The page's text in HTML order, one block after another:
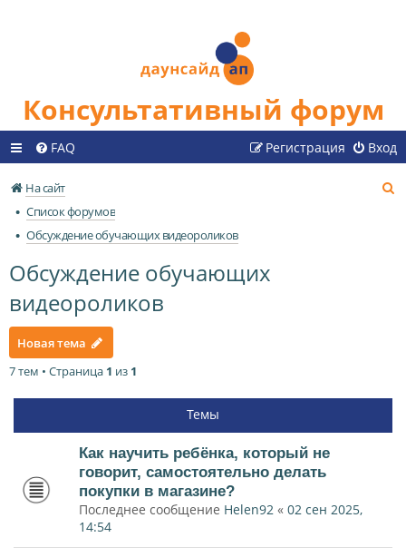
Консультативный форум
FAQ Вход
Регистрация
На сайт
Список форумов
Обсуждение обучающих видеороликов
Обсуждение обучающих
видеороликов
Новая тема
7 тем • Страница 1 из 1
Темы
Как научить ребёнка, который не
говорит, самостоятельно делать
покупки в магазине?
Последнее сообщение Helen92 « 02 сен 2025,
14:54